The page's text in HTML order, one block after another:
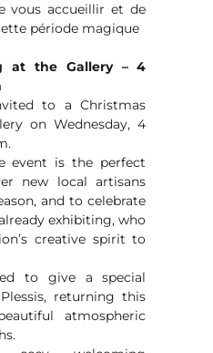
vous accueillir et de
période magique
at the Gallery – 4
to a Christmas
on Wednesday, 4
event is the perfect
new local artisans
and to celebrate
exhibiting, who
creative spirit to
to give a special
returning this
atmospheric